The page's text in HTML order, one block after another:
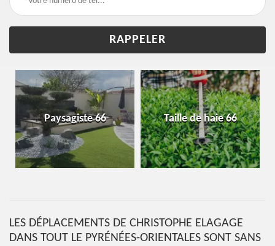
Taille de haie 66 Abattage d'arbres 66
LES DÉPLACEMENTS DE CHRISTOPHE ELAGAGE
DANS TOUT LE PYRÉNÉES-ORIENTALES SONT SANS